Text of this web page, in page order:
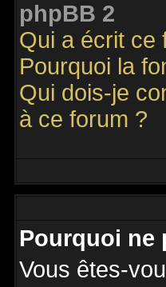
phpBB 2
Qui a écrit ce
Pourquoi la
Qui dois-je
à ce forum ?
Pourquoi ne
Vous êtes-